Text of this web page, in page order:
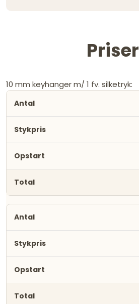
Priser
10 mm keyhanger m/ 1 fv. silketryk: